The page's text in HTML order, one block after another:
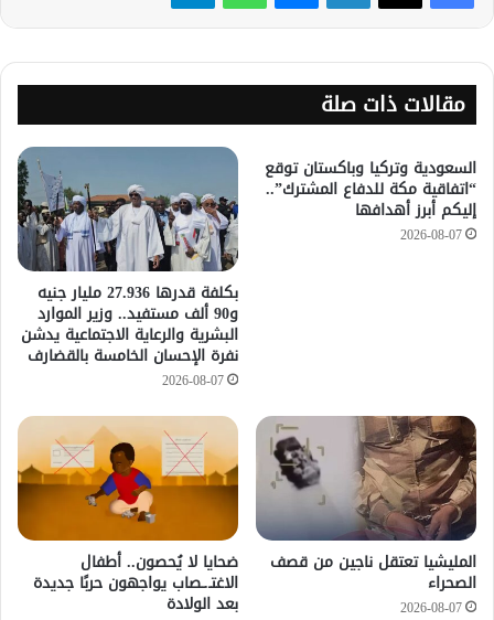
مقالات ذات صلة
السعودية وتركيا وباكستان توقع
“اتفاقية مكة للدفاع المشترك”..
إليكم أبرز أهدافها
2026-08-07
​بكلفة قدرها 27.936 مليار جنيه
و90 ألف مستفيد.. وزير الموارد
البشرية والرعاية الاجتماعية يدشن
نفرة الإحسان الخامسة بالقضارف
2026-08-07
المليشيا تعتقل ناجين من قصف
الصحراء
2026-08-07
ضحايا لا يُحصون.. أطفال
الاغتـ.ـصاب يواجهون حربًا جديدة
بعد الولادة